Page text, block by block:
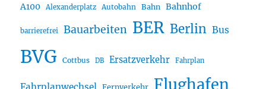
A100 Alexanderplatz Autobahn Bahn Bahnhof
barrierefrei Bauarbeiten BER Berlin Bus
BVG Cottbus DB Ersatzverkehr Fahrplan
Fahrplanwechsel Flughafen